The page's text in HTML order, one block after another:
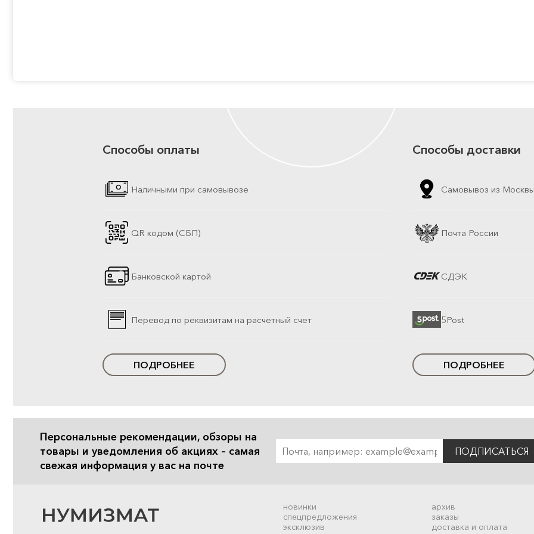
Способы оплаты
Наличными при самовывозе
QR кодом (СБП)
Банковской картой
Перевод по реквизитам на расчетный счет
ПОДРОБНЕЕ
Способы доставки
Самовывоз из
Почта России
СДЭК
5Post
ПОДРОБНЕЕ
Персональные рекомендации, обзоры на
товары и уведомления об акциях – самая
свежая информация у вас на почте
ПОДПИСАТЬСЯ
новинки
спецпредложения
эксклюзив
архив
заказы
доставка и оплата